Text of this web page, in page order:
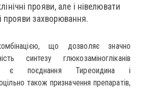
прояви, але і нівелювати
прояви захворювання.
що дозволяє значно
синтезу глюкозаміногліканів
є поєднання Тиреоидина і
також призначення препаратів,